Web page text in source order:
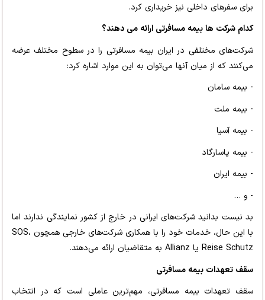
برای سفرهای داخلی نیز خریداری کرد.
کدام شرکت ها بیمه مسافرتی ارائه می دهند؟
شرکت‌های مختلفی در ایران بیمه مسافرتی را در سطوح مختلف عرضه
می‌کنند که از میان آنها می‌توان به این موارد اشاره کرد:
- بیمه سامان
- بیمه ملت
- بیمه آسیا
- بیمه پاسارگاد
- بیمه ایران
- و …
بد نیست بدانید شرکت‌های ایرانی در خارج از کشور نمایندگی ندارند اما
با این حال، خدمات خود را با همکاری شرکت‌های خارجی همچون SOS،
Reise Schutz یا Allianz به متقاضیان ارائه می‌دهند.
سقف تعهدات بیمه مسافرتی
سقف تعهدات بیمه مسافرتی، مهم‌ترین عاملی است که در انتخاب